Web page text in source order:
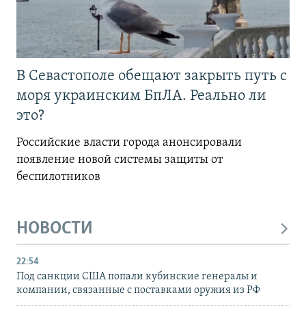
В Севастополе обещают закрыть путь с
моря украинским БпЛА. Реально ли
это?
Российские власти города анонсировали
появление новой системы защиты от
беспилотников
НОВОСТИ
22:54
Под санкции США попали кубинские генералы и
компании, связанные с поставками оружия из РФ